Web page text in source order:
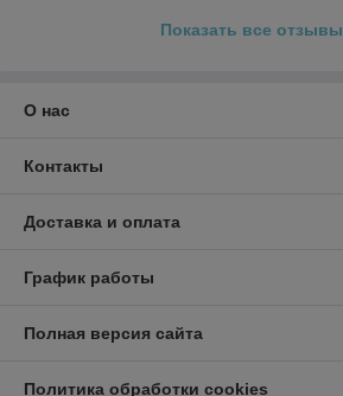
Показать все отзывы
О нас
Контакты
Доставка и оплата
График работы
Полная версия сайта
Политика обработки cookies